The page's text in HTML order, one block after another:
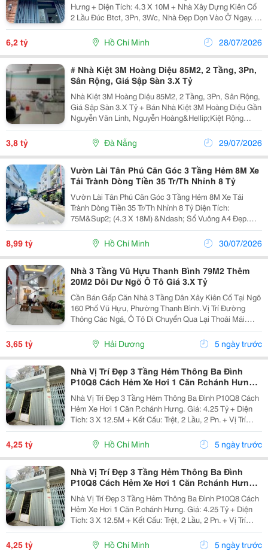
Hưng + Diện Tích: 4.3 X 10M + Nhà Xây Dựng Kiên Cố
2 Lầu Đúc Btct, 3Pn, 3Wc, Nhà Đẹp Dọn Vào Ở Ngay. +
Hẻm Trước Nhà 3M, Thông Hẻm 154, Cách Mặt Tiền
100M. + Khu Dân Cư Hiện Hữu, An Ninh, Thích Hợp...
6,2 tỷ Hồ Chí Minh 28/07/2026
# Nhà Kiệt 3M Hoàng Diệu 85M2, 2 Tầng, 3Pn,
Sân Rộng, Giá Sập Sàn 3.X Tỷ
Nhà Kiệt 3M Hoàng Diệu 85M2, 2 Tầng, 3Pn, Sân Rộng,
Giá Sập Sàn 3.X Tỷ + Bán Nhà Kiệt 3M Hoàng Diệu Gần
Nguyễn Văn Linh, Nguyễn Hoàng&Hellip;Kiệt Rộng
Thoáng Dễ Đi + Dt 85M2, Ngang 7M, 2 Tầng Cứng Cáp,
3Pn 3Wc, Sân Xe, P Thờ, Sân Phơi, Ban Công...
3,8 tỷ Đà Nẵng 29/07/2026
Vườn Lài Tân Phú Căn Góc 3 Tầng Hẻm 8M Xe
Tải Trành Dòng Tiền 35 Tr/Th Nhỉnh 8 Tỷ
Vườn Lài Tân Phú Căn Góc 3 Tầng Hẻm 8M Xe Tải
Trành Dòng Tiền 35 Tr/Th Nhỉnh 8 Tỷ Diện Tích:
75M&Sup2; (4.3 X 18M) &Ndash; Sổ Vuông A4 Đẹp.
Kết Cấu: 1 Trệt 2 Lầu Btct, Nhà Còn Mới, Vào Ở Ngay.
Hẻm 8M Thông, 2 Xe Tải Tránh Nhau, Ô Tô Đậu Trước...
8,99 tỷ Hồ Chí Minh 30/07/2026
Nhà 3 Tầng Vũ Hựu Thanh Bình 79M2 Thêm
20M2 Dôi Dư Ngõ Ô Tô Giá 3.X Tỷ
Cần Bán Gấp Căn Nhà 3 Tầng Dân Xây Kiên Cố Tại Ngõ
160 Phố Vũ Hựu, Phường Thanh Bình. Vị Trí Đường
Thông Các Ngả, Ô Tô Di Chuyển Qua Lại Thoải Mái.
Thích Hợp Kết Hợp Vừa Ở Vừa Mở Spa, Cửa Hàng
Kinh Doanh Nhỏ Lẻ Hoặc Làm Văn Phòng. Thông Số
&Amp;...
3,65 tỷ Hải Dương 5 ngày trước
Nhà Vị Trí Đẹp 3 Tầng Hẻm Thông Ba Đình
P10Q8 Cách Hẻm Xe Hơi 1 Căn P.chánh Hưng.
Giá: 4.25 Tỷ
Nhà Vị Trí Đẹp 3 Tầng Hẻm Thông Ba Đình P10Q8 Cách
Hẻm Xe Hơi 1 Căn P.chánh Hưng. Giá: 4.25 Tỷ + Diện
Tích: 3 X 12.5M + Kết Cấu: Trệt, 2 Lầu, 2 Pn. + Vị Trí
Đẹp, Cách Hẻm Xe Hơi Chỉ 1 Căn Nhà, Cách Mặt Tiền
Ba Đình 50M Thông Hưng Phú. Gần Cầu Chà...
4,25 tỷ Hồ Chí Minh 5 ngày trước
Nhà Vị Trí Đẹp 3 Tầng Hẻm Thông Ba Đình
P10Q8 Cách Hẻm Xe Hơi 1 Căn P.chánh Hưng.
Giá: 4.25 Tỷ
Nhà Vị Trí Đẹp 3 Tầng Hẻm Thông Ba Đình P10Q8 Cách
Hẻm Xe Hơi 1 Căn P.chánh Hưng. Giá: 4.25 Tỷ + Diện
Tích: 3 X 12.5M + Kết Cấu: Trệt, 2 Lầu, 2 Pn. + Vị Trí
Đẹp, Cách Hẻm Xe Hơi Chỉ 1 Căn Nhà, Cách Mặt Tiền
Ba Đình 50M Thông Hưng Phú. Gần Cầu Chà...
4,25 tỷ Hồ Chí Minh 5 ngày trước